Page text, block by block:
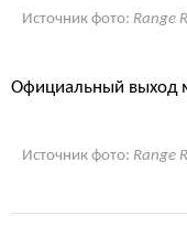
Источник фото: Range
Официальный выход
Источник фото: Range